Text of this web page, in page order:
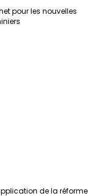
pour les nouvelles
de la réforme